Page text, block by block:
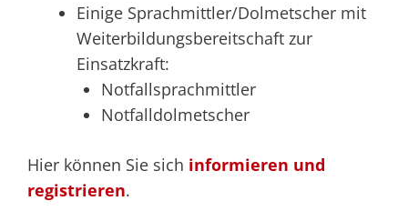
Einige Sprachmittler/Dolmetscher mit
Weiterbildungsbereitschaft zur
Einsatzkraft:
Notfallsprachmittler
Notfalldolmetscher
Hier können Sie sich informieren und
registrieren.